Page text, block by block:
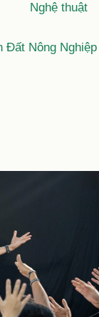
Nghệ thuật
Đất Nông Nghiệp